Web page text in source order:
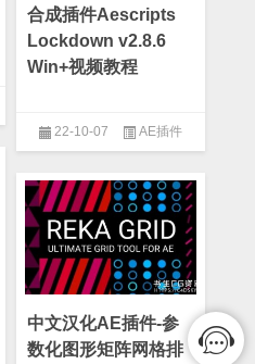
合成插件Aescripts
Lockdown v2.8.6
Win+视频教程
22-10-07 AE插件
中文汉化AE插件-参
数化图形矩阵网格排